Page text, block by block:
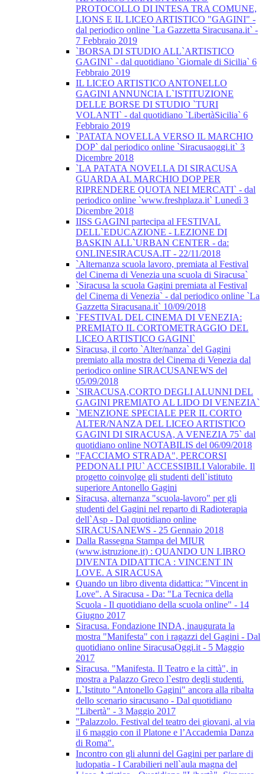
PROTOCOLLO DI INTESA TRA COMUNE,
LIONS E IL LICEO ARTISTICO "GAGINI" -
dal periodico online `La Gazzetta Siracusana.it` -
7 Febbraio 2019
`BORSA DI STUDIO ALL`ARTISTICO
GAGINI` - dal quotidiano `Giornale di Sicilia` 6
Febbraio 2019
IL LICEO ARTISTICO ANTONELLO
GAGINI ANNUNCIA L`ISTITUZIONE
DELLE BORSE DI STUDIO `TURI
VOLANTI` - dal quotidiano `LibertàSicilia` 6
Febbraio 2019
`PATATA NOVELLA VERSO IL MARCHIO
DOP` dal periodico online `Siracusaoggi.it` 3
Dicembre 2018
`LA PATATA NOVELLA DI SIRACUSA
GUARDA AL MARCHIO DOP PER
RIPRENDERE QUOTA NEI MERCATI` - dal
periodico online `www.freshplaza.it` Lunedì 3
Dicembre 2018
IISS GAGINI partecipa al FESTIVAL
DELL`EDUCAZIONE - LEZIONE DI
BASKIN ALL`URBAN CENTER - da:
ONLINESIRACUSA.IT - 22/11/2018
`Alternanza scuola lavoro, premiata al Festival
del Cinema di Venezia una scuola di Siracusa`
`Siracusa la scuola Gagini premiata al Festival
del Cinema di Venezia` - dal periodico online `La
Gazzetta Siracusana.it` 10/09/2018
`FESTIVAL DEL CINEMA DI VENEZIA:
PREMIATO IL CORTOMETRAGGIO DEL
LICEO ARTISTICO GAGINI`
Siracusa, il corto `Alter/nanza` del Gagini
premiato alla mostra del Cinema di Venezia dal
periodico online SIRACUSANEWS del
05/09/2018
`SIRACUSA,CORTO DEGLI ALUNNI DEL
GAGINI PREMIATO AL LIDO DI VENEZIA`
`MENZIONE SPECIALE PER IL CORTO
ALTER/NANZA DEL LICEO ARTISTICO
GAGINI DI SIRACUSA, A VENEZIA 75` dal
quotidiano online NOTABILIS del 06/09/2018
"FACCIAMO STRADA", PERCORSI
PEDONALI PIU` ACCESSIBILI Valorabile. Il
progetto coinvolge gli studenti dell`istituto
superiore Antonello Gagini
Siracusa, alternanza "scuola-lavoro" per gli
studenti del Gagini nel reparto di Radioterapia
dell`Asp - Dal quotidiano online
SIRACUSANEWS - 25 Gennaio 2018
Dalla Rassegna Stampa del MIUR
(www.istruzione.it) : QUANDO UN LIBRO
DIVENTA DIDATTICA : VINCENT IN
LOVE. A SIRACUSA
Quando un libro diventa didattica: "Vincent in
Love". A Siracusa - Da: "La Tecnica della
Scuola - Il quotidiano della scuola online" - 14
Giugno 2017
Siracusa. Fondazione INDA, inaugurata la
mostra "Manifesta" con i ragazzi del Gagini - Dal
quotidiano online SiracusaOggi.it - 5 Maggio
2017
Siracusa. "Manifesta. Il Teatro e la città", in
mostra a Palazzo Greco l`estro degli studenti.
L`Istituto "Antonello Gagini" ancora alla ribalta
dello scenario siracusano - Dal quotidiano
"Libertà" - 3 Maggio 2017
"Palazzolo. Festival del teatro dei giovani, al via
il 6 maggio con il Platone e l’Accademia Danza
di Roma".
Incontro con gli alunni del Gagini per parlare di
ludopatia - I Carabilieri nell`aula magna del